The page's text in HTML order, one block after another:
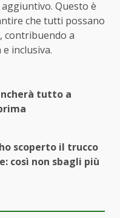
Questo è
che tutti possano
contribuendo a
inclusiva.
tutto a
scoperto il trucco
così non sbagli più